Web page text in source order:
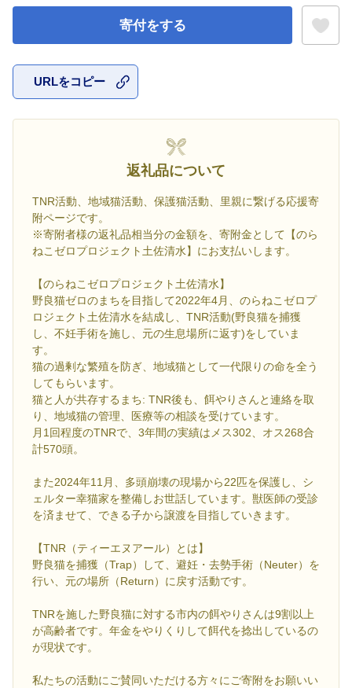
寄付をする
URLをコピー
返礼品について
TNR活動、地域猫活動、保護猫活動、里親に繋げる応援寄
附ページです。
※寄附者様の返礼品相当分の金額を、寄附金として【のら
ねこゼロプロジェクト土佐清水】にお支払いします。
【のらねこゼロプロジェクト土佐清水】
野良猫ゼロのまちを目指して2022年4月、のらねこゼロプ
ロジェクト土佐清水を結成し、TNR活動(野良猫を捕獲
し、不妊手術を施し、元の生息場所に返す)をしていま
す。
猫の過剰な繁殖を防ぎ、地域猫として一代限りの命を全う
してもらいます。
猫と人が共存するまち: TNR後も、餌やりさんと連絡を取
り、地域猫の管理、医療等の相談を受けています。
月1回程度のTNRで、3年間の実績はメス302、オス268合
計570頭。
また2024年11月、多頭崩壊の現場から22匹を保護し、シ
ェルター幸猫家を整備しお世話しています。獣医師の受診
を済ませて、できる子から譲渡を目指していきます。
【TNR（ティーエヌアール）とは】
野良猫を捕獲（Trap）して、避妊・去勢手術（Neuter）を
行い、元の場所（Return）に戻す活動です。
TNRを施した野良猫に対する市内の餌やりさんは9割以上
が高齢者です。年金をやりくりして餌代を捻出しているの
が現状です。
私たちの活動にご賛同いただける方々にご寄附をお願いい